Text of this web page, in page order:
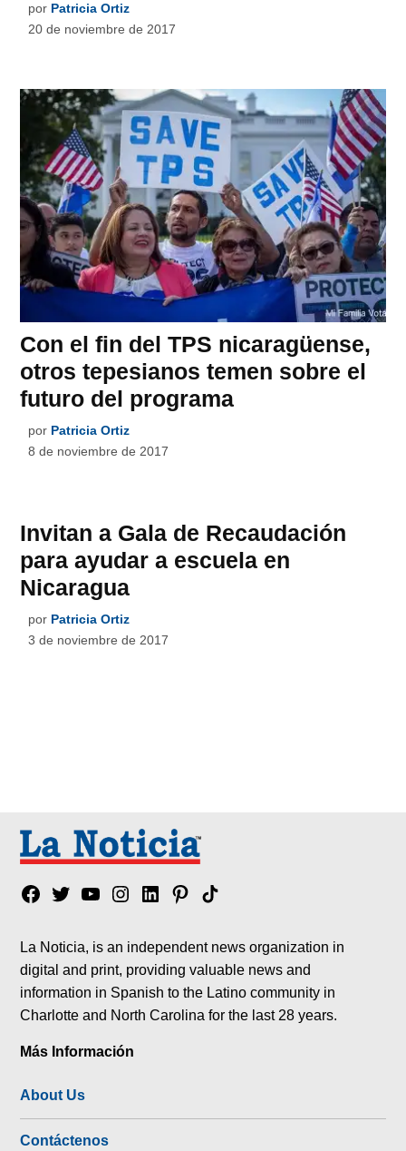
por Patricia Ortiz
20 de noviembre de 2017
Con el fin del TPS nicaragüense,
otros tepesianos temen sobre el
futuro del programa
por Patricia Ortiz
8 de noviembre de 2017
Invitan a Gala de Recaudación
para ayudar a escuela en
Nicaragua
por Patricia Ortiz
3 de noviembre de 2017
Facebook
TwitterYouTubeInstagram
LinkedinPinterest
Tik
La Noticia, is an independent news organization in
digital and print, providing valuable news and
information in Spanish to the Latino community in
Charlotte and North Carolina for the last 28 years.
Más Información
About Us
Contáctenos